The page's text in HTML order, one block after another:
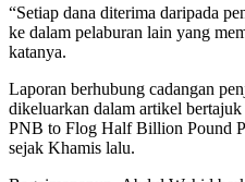
“Setiap dana diterima daripada
ke dalam pelaburan lain yang
katanya.
Laporan berhubung cadangan
dikeluarkan dalam artikel
PNB to Flog Half Billion Pound
sejak Khamis lalu.